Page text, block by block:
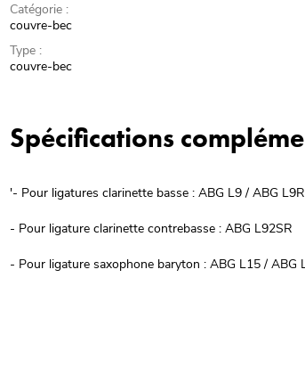
Catégorie :
couvre-bec
Type :
couvre-bec
Spécifications
'- Pour ligatures clarinette basse : ABG L9 / ABG
- Pour ligature clarinette contrebasse : ABG L92SR
- Pour ligature saxophone baryton : ABG L15 / ABG